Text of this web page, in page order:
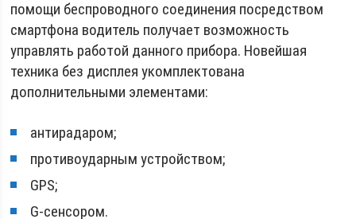
помощи беспроводного соединения посредством
смартфона водитель получает возможность
управлять работой данного прибора. Новейшая
техника без дисплея укомплектована
дополнительными элементами:
антирадаром;
противоударным устройством;
GPS;
G-сенсором.